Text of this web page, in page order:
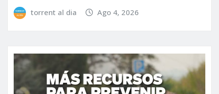
torrent al dia Ago 4, 2026